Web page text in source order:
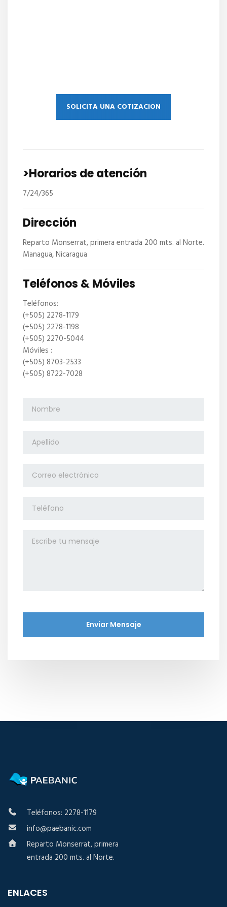
SOLICITA UNA COTIZACION
>Horarios de atención
7/24/365
Dirección
Reparto Monserrat, primera entrada 200 mts. al Norte.
Managua, Nicaragua
Teléfonos & Móviles
Teléfonos:
(+505) 2278-1179
(+505) 2278-1198
(+505) 2270-5044
Móviles :
(+505) 8703-2533
(+505) 8722-7028
Teléfonos: 2278-1179
info@paebanic.com
Reparto Monserrat, primera
entrada 200 mts. al Norte.
ENLACES